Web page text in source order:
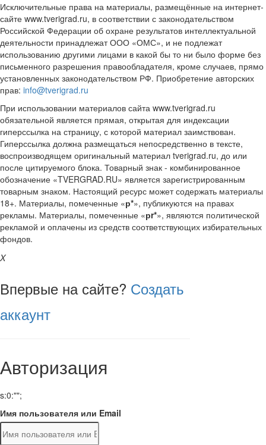
Исключительные права на материалы, размещённые на интернет-
сайте www.tverigrad.ru, в соответствии с законодательством
Российской Федерации об охране результатов интеллектуальной
деятельности принадлежат ООО «ОМС», и не подлежат
использованию другими лицами в какой бы то ни было форме без
письменного разрешения правообладателя, кроме случаев, прямо
установленных законодательством РФ. Приобретение авторских
прав: info@tverigrad.ru
При использовании материалов сайта www.tverigrad.ru
обязательной является прямая, открытая для индексации
гиперссылка на страницу, с которой материал заимствован.
Гиперссылка должна размещаться непосредственно в тексте,
воспроизводящем оригинальный материал tverigrad.ru, до или
после цитируемого блока. Товарный знак - комбинированное
обозначение «TVERGRAD.RU» является зарегистрированным
товарным знаком. Настоящий ресурс может содержать материалы
18+. Материалы, помеченные «р*», публикуются на правах
рекламы. Материалы, помеченные «рr*», являются политической
рекламой и оплачены из средств соответствующих избирательных
фондов.
X
Впервые на сайте? Создать
аккаунт
Авторизация
s:0:"";
Имя пользователя или Email